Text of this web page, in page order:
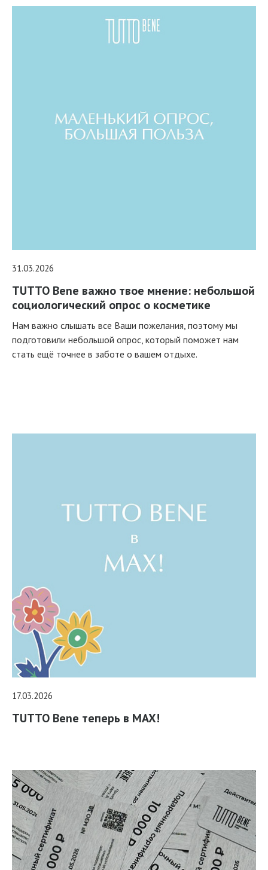
31.03.2026
TUTTO Bene важно твое мнение: небольшой
социологический опрос о косметике
Нам важно слышать все Ваши пожелания, поэтому мы
подготовили небольшой опрос, который поможет нам
стать ещё точнее в заботе о вашем отдыхе.
17.03.2026
TUTTO Bene теперь в MAX!